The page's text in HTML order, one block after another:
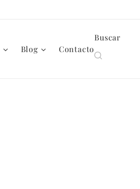
Blog Contacto
Buscar